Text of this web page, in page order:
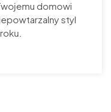
domowi
styl